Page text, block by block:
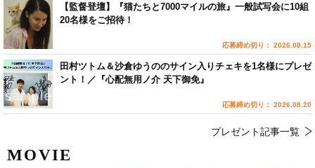
MOVIE
【監督登壇】『猫たちと7000マイルの旅』一般試写会に10組
20名様をご招待！
応募締め切り： 2026.08.15
田村ツトム＆沙倉ゆうののサイン入りチェキを1名様にプレゼ
ント！／『心配無用ノ介 天下御免』
応募締め切り： 2026.08.20
プレゼント記事一覧